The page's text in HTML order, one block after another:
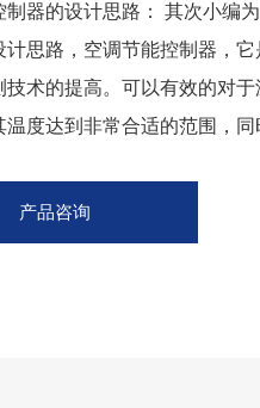
制器的设计思路： 其次小编
计思路，空调节能控制器，
技术的提高。可以有效的对
温度达到非常合适的范围，
且在经过长时间的实验之后，
它可以使我们的节电率达到
产品咨询